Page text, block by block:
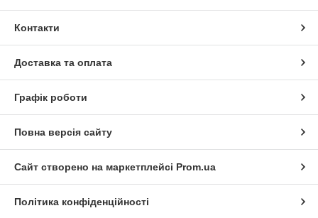
Контакти
Доставка та оплата
Графік роботи
Повна версія сайту
Сайт створено на маркетплейсі Prom.ua
Політика конфіденційності